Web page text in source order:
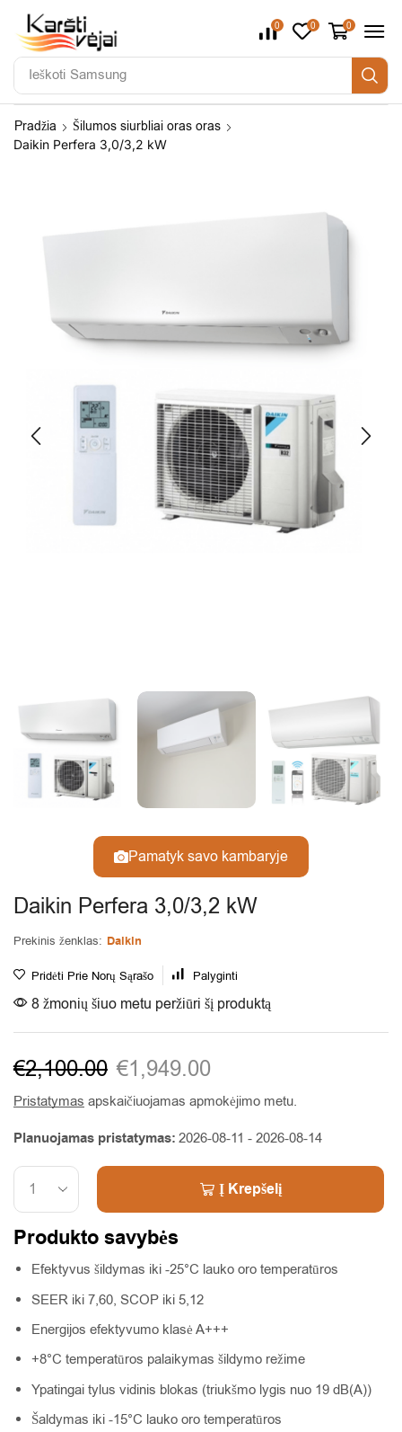
Ieškoti Samsung
0 0 0
Pradžia Šilumos siurbliai oras oras
Daikin Perfera 3,0/3,2 kW
Pamatyk savo kambaryje
Daikin Perfera 3,0/3,2 kW
Prekinis ženklas: Daikin
Pridėti Prie Norų Sąrašo Palyginti
8 žmonių šiuo metu peržiūri šį produktą
€2,100.00 €1,949.00
Pristatymas apskaičiuojamas apmokėjimo metu.
Planuojamas pristatymas: 2026-08-11 - 2026-08-14
Į Krepšelį
Alternative:
Produkto savybės
Efektyvus šildymas iki -25°C lauko oro temperatūros
SEER iki 7,60, SCOP iki 5,12
Energijos efektyvumo klasė A+++
+8°C temperatūros palaikymas šildymo režime
Ypatingai tylus vidinis blokas (triukšmo lygis nuo 19 dB(A))
Šaldymas iki -15°C lauko oro temperatūros